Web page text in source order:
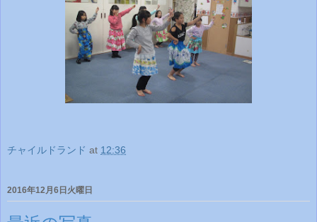
チャイルドランド at 12:36
2016年12月6日火曜日